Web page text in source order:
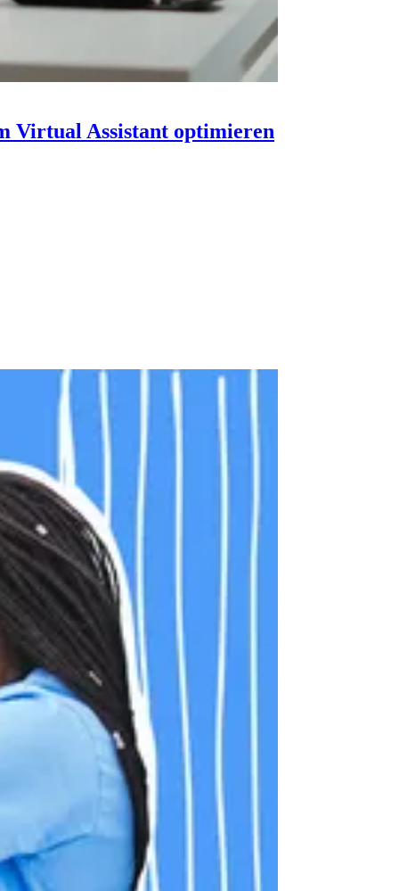
Virtual Assistant optimieren